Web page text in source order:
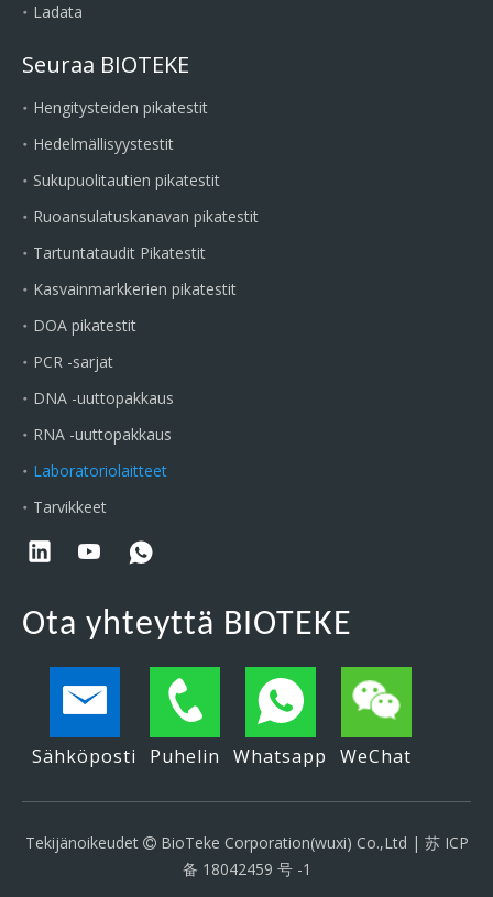
Ladata
Seuraa BIOTEKE
Hengitysteiden pikatestit
Hedelmällisyystestit
Sukupuolitautien pikatestit
Ruoansulatuskanavan pikatestit
Tartuntataudit Pikatestit
Kasvainmarkkerien pikatestit
DOA pikatestit
PCR -sarjat
DNA -uuttopakkaus
RNA -uuttopakkaus
Laboratoriolaitteet
Tarvikkeet
Ota yhteyttä BIOTEKE
Sähköposti Puhelin Whatsapp WeChat
Tekijänoikeudet BioTeke Corporation(wuxi) Co.,Ltd | 苏 ICP
备 18042459 号 -1